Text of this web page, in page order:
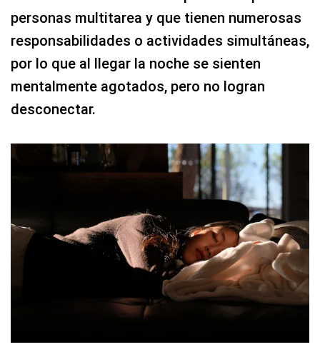
personas multitarea y que tienen numerosas
responsabilidades o actividades simultáneas,
por lo que al llegar la noche se sienten
mentalmente agotados, pero no logran
desconectar.